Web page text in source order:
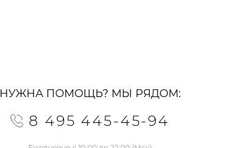
НУЖНА ПОМОЩЬ? МЫ РЯДОМ:
8 495 445-45-94